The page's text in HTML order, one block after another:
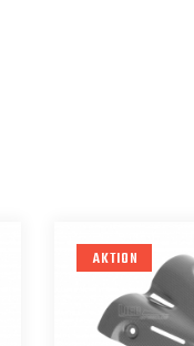
AKTION